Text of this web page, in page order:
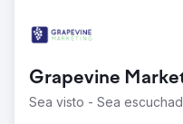
Grapevine
Sea visto - Sea